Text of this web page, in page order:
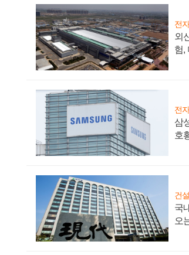
전
외
험,
전
삼
호
건설
국
오